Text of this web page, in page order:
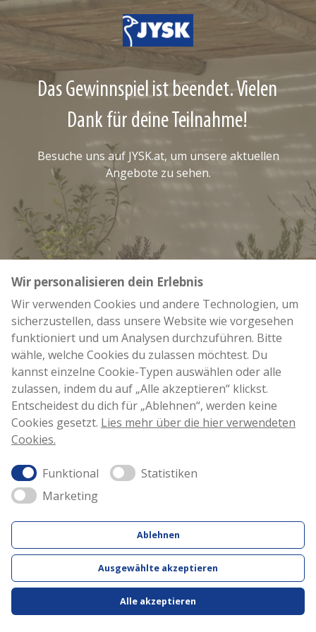
Das Gewinnspiel ist beendet. Vielen
Dank für deine Teilnahme!
Besuche uns auf JYSK.at, um unsere aktuellen
Angebote zu sehen.
Folge JYSK auf Facebook oder Instagram und erhalte Inspiration und tolle
Angebote für dein Zuhause
Wir personalisieren dein Erlebnis
Wir verwenden Cookies und andere Technologien, um
sicherzustellen, dass unsere Website wie vorgesehen
funktioniert und um Analysen durchzuführen. Bitte
wähle, welche Cookies du zulassen möchtest. Du
kannst einzelne Cookie-Typen auswählen oder alle
zulassen, indem du auf „Alle akzeptieren“ klickst.
Entscheidest du dich für „Ablehnen“, werden keine
Cookies gesetzt. Lies mehr über die hier verwendeten
Cookies.
Funktional
Statistiken
Marketing
Ablehnen
Ausgewählte akzeptieren
Alle akzeptieren